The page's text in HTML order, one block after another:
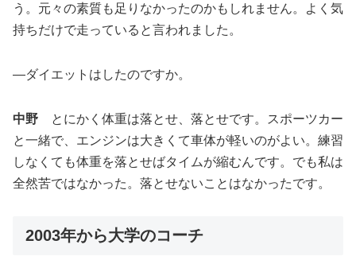
う。元々の素質も足りなかったのかもしれません。よく気
持ちだけで走っていると言われました。
―ダイエットはしたのですか。
中野 とにかく体重は落とせ、落とせです。スポーツカー
と一緒で、エンジンは大きくて車体が軽いのがよい。練習
しなくても体重を落とせばタイムが縮むんです。でも私は
全然苦ではなかった。落とせないことはなかったです。
2003年から大学のコーチ